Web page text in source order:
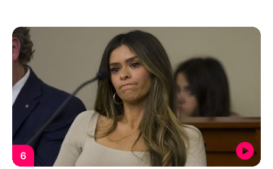
6